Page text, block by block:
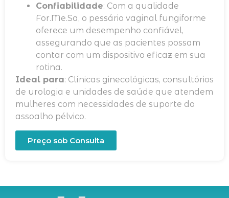
Confiabilidade: Com a qualidade
For.Me.Sa, o pessário vaginal fungiforme
oferece um desempenho confiável,
assegurando que as pacientes possam
contar com um dispositivo eficaz em sua
rotina.
Ideal para: Clínicas ginecológicas, consultórios
de urologia e unidades de saúde que atendem
mulheres com necessidades de suporte do
assoalho pélvico.
Preço sob Consulta